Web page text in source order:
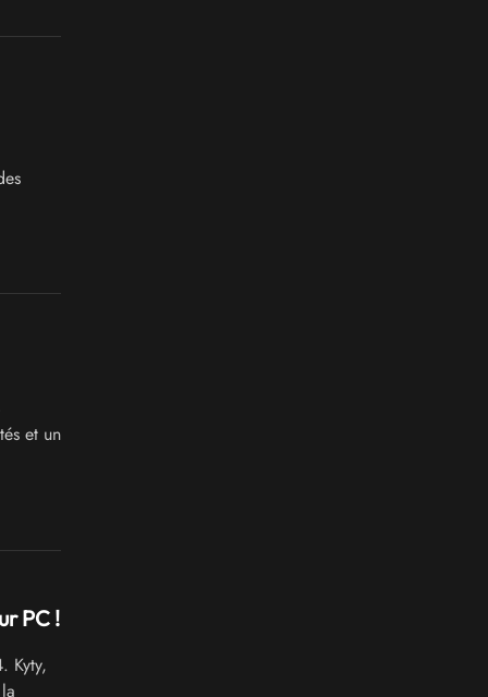
et un
PC !
Kyty,